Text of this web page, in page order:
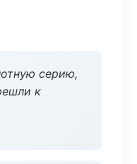
серию,
к